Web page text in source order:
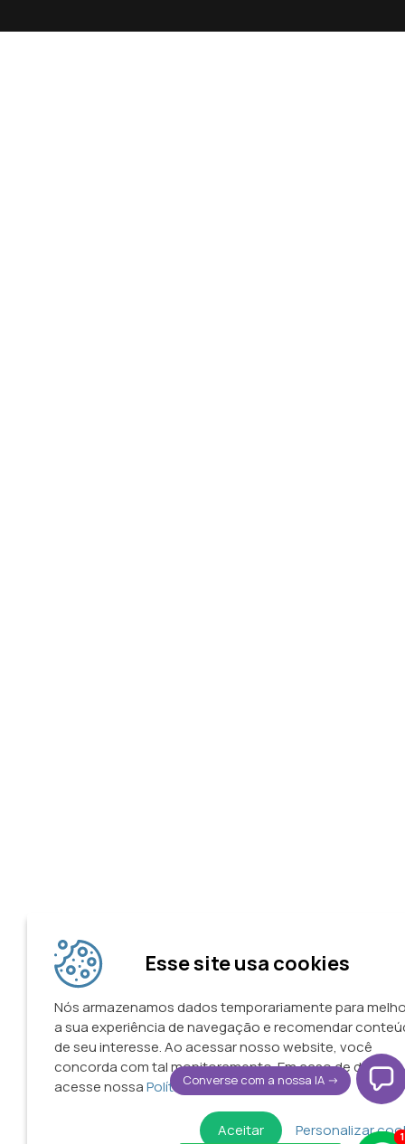
11
Converse com a nossa IA ->
Esse site usa cookies
Nós armazenamos dados temporariamente para
a sua experiência de navegação e recomendar
de seu interesse. Ao acessar nosso website, você
concorda com tal monitoramento. Em caso de
acesse nossaPolítica de Privacidade.
Aceitar Personalizar